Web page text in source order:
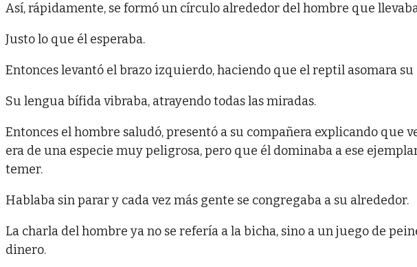
Así, rápidamente, se formó un círculo alrededor del hombre que
Justo lo que él esperaba.
Entonces levantó el brazo izquierdo, haciendo que el reptil asomara
Su lengua bífida vibraba, atrayendo todas las miradas.
Entonces el hombre saludó, presentó a su compañera explicando que
era de una especie muy peligrosa, pero que él dominaba a ese
temer.
Hablaba sin parar y cada vez más gente se congregaba a su alrededor.
La charla del hombre ya no se refería a la bicha, sino a un juego de
dinero.